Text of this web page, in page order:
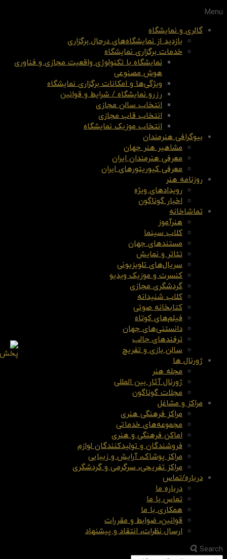
Menu
گالری و نمایشگاه
بازدید از نمایشگاه‌های درحال برگزاری
خدمات برگزاری نمایشگاه
نمایشگاه با تکنولوژی واقعیت مجازی و فناوری
هوش مصنوعی
ویژگی‌ها و امکانات برگزاری نمایشگاه
رزرو نمایشگاه / شرایط و قوانین
انتخاب سالن مجازی
انتخاب قاب مجازی
انتخاب موزیک نمایشگاه
بیوگرافی هنرمندان
مشاهیر هنر جهان
معرفی هنرمندان ایران
معرفی کیوریتورهای ایران
روزنامه هنر
رویدادهای ویژه
اخبار گوناگون
تماشاخانه
هنرآموز
کلاب سینما
مستندهای جهان
تئاتر و نمایش
سریال‌های تلویزیونی
کنسرت و موزیک ویدیو
گردشگری مجازی
کلاب شنیدانه
کتابخانه صوتی
فیلم‌های کوتاه
دانستنی‌های جهان
ترفندهای جالب
سالن بازی و تفریح
ژورنال ها
مجله هنر
ژورنال آثار بین المللی
مجلات گوناگون
مراکز و مشاغل
مراکز فرهنگی هنری
مجموعه‌های خدماتی
اماکن فرهنگی و هنری
فروشندگان و تولیدکنندگان لوازم
مراکز پوشاک، آرایش و زیبایی
مراکز تفریحی، سرگرمی و گردشگری
درباره/تماس
درباره ما
تماس با ما
همکاری با ما
قوانین، ضوابط و مقررات
ارسال نظرات، انتقاد و پیشنهاد
Search